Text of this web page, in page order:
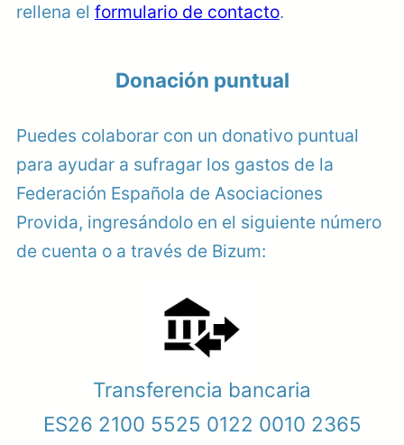
rellena el formulario de contacto.
Donación puntual
Puedes colaborar con un donativo puntual
para ayudar a sufragar los gastos de la
Federación Española de Asociaciones
Provida, ingresándolo en el siguiente número
de cuenta o a través de Bizum:
Transferencia bancaria
ES26 2100 5525 0122 0010 2365